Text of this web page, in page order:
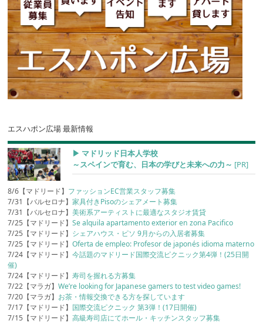
エスハポン広場 最新情報
▶︎ マドリッド日本人学校
～スペインで育む、日本の学びと未来への力～ [PR]
8/6【マドリード】 ファッションEC営業スタッフ募集
7/31【バルセロナ】家具付きPisoのシェアメート募集
7/31【バルセロナ】美術系アーティストに最適なスタジオ賃貸
7/25【マドリード】Se alquila apartamento exterior en zona Pacifico
7/25【マドリード】 シェアハウス・ピソ 9月からの入居者募集
7/25【マドリード】Oferta de empleo: Profesor de japonés idioma materno
7/24【マドリード】今話題のマドリード国際交流ピクニック第4弾！(25日開
催)
7/24【マドリード】寿司を握れる方募集
7/22【マラガ】We’re looking for Japanese gamers to test video games!
7/20【マラガ】 お茶・情報交換できる方を探しています
7/17【マドリード】 国際交流ピクニック 第3弾！(17日開催)
7/15【マドリード】高級寿司店にてホール・キッチンスタッフ募集